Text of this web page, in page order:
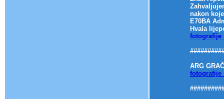
nakon
E70BA
Hvala
fotografije
ARG
fotografije